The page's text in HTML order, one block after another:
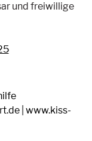
und freiwillige
| www.kiss-